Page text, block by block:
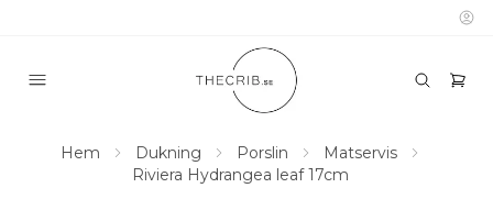
Hem Dukning Porslin
Matservis
Riviera Hydrangea leaf 17cm